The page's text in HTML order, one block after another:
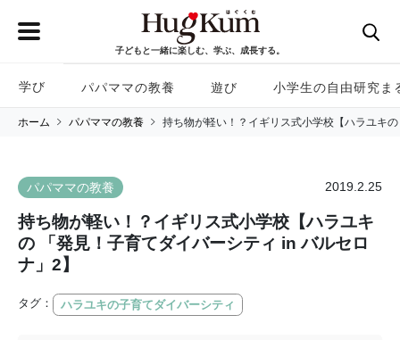
子どもと一緒に楽しむ、学ぶ、成長する。
学び パパママの教養 遊び 小学生の自由研究ま
ホーム パパママの教養 持ち物が軽い！？イギリス式小学校【ハラユキ
パパママの教養 2019.2.25
持ち物が軽い！？イギリス式小学校【ハラユキ
の 「発見！子育てダイバーシティ in バルセロ
ナ」2】
タグ： ハラユキの子育てダイバーシティ